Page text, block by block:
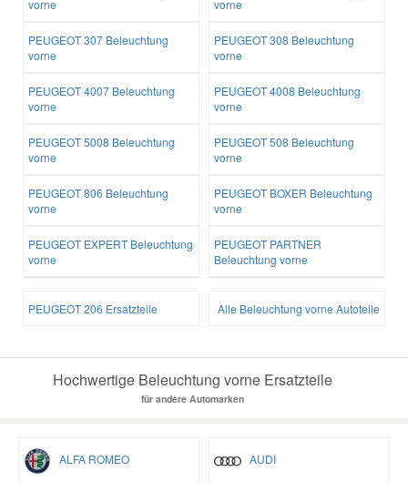
vorne
vorne
PEUGEOT 307 Beleuchtung
vorne
PEUGEOT 308 Beleuchtung
vorne
PEUGEOT 4007 Beleuchtung
vorne
PEUGEOT 4008 Beleuchtung
vorne
PEUGEOT 5008 Beleuchtung
vorne
PEUGEOT 508 Beleuchtung
vorne
PEUGEOT 806 Beleuchtung
vorne
PEUGEOT BOXER Beleuchtung
vorne
PEUGEOT EXPERT Beleuchtung
vorne
PEUGEOT PARTNER
Beleuchtung vorne
PEUGEOT 206 Ersatzteile Alle Beleuchtung vorne Autoteile
Hochwertige Beleuchtung vorne Ersatzteile
für andere Automarken
ALFA ROMEO AUDI